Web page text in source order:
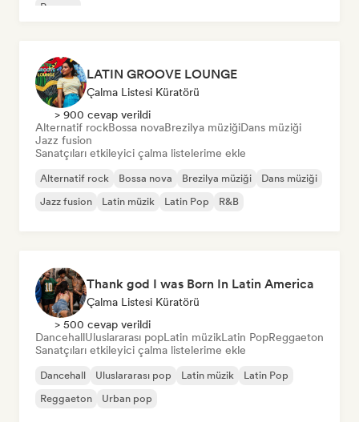
Reggae
LATIN GROOVE LOUNGE
Çalma Listesi Küratörü
> 900 cevap verildi
Alternatif rockBossa novaBrezilya müziğiDans müziği
Jazz fusion
Sanatçıları etkileyici çalma listelerime ekle
Alternatif rock Bossa nova Brezilya müziği
Dans müziği
Jazz fusion
Latin müzik Latin Pop R&B
Thank god I was Born In Latin America
Çalma Listesi Küratörü
> 500 cevap verildi
DancehallUluslararası popLatin müzikLatin PopReggaeton
Sanatçıları etkileyici çalma listelerime ekle
Dancehall Uluslararası pop Latin müzik
Latin Pop
Reggaeton
Urban pop